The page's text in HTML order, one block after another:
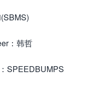
：韩哲
SPEEDBUMPS